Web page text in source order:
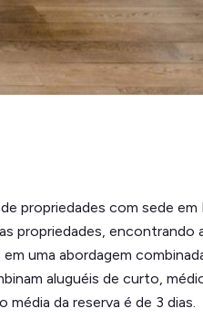
propriedades com sede em
propriedades, encontrando
uma abordagem
aluguéis de curto,
da reserva é de 3 dias.